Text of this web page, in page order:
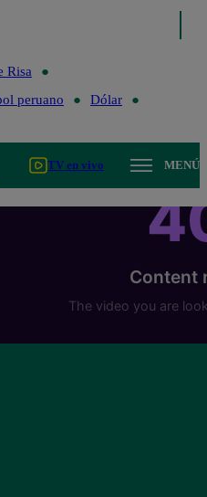
Risa
peruano
Dólar
TV en vivo MENÚ